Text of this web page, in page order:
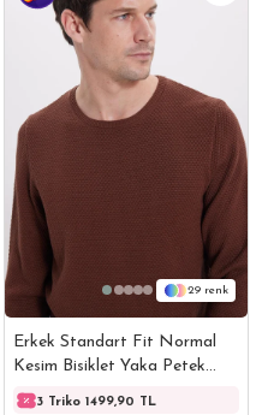
3 Triko 1499,90 TL
29
Erkek Standart Fit Normal
Kesim Bisiklet Yaka Petek
Desenli Kahve Triko Kazak
3 Triko 1499,90 TL